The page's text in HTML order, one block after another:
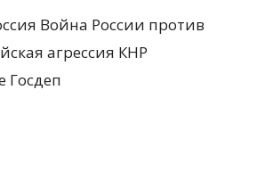
Война России против
агрессия КНР
Госдеп